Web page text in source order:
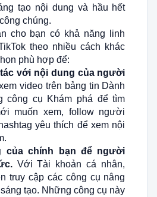
tạo nội dung và hầu hết
chúng.
cho bạn có khả năng linh
theo nhiều cách khác
phù hợp để:
với nội dung của người
video trên bảng tin Dành
công cụ Khám phá để tìm
muốn xem, follow người
yêu thích để xem nội
của chính bạn để người
Với Tài khoản cá nhân,
truy cập các công cụ nâng
tạo. Những công cụ này